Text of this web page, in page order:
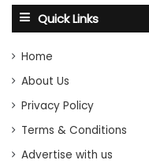
Quick Links
Home
About Us
Privacy Policy
Terms & Conditions
Advertise with us